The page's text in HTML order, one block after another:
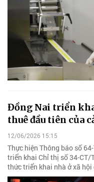
Đồng Nai triển
thuê đầu tiên của
12/06/2026 15:15
Thực hiện Thông báo số
triển khai Chỉ thị số 34-CT/
thức triển khai nhà ở xã